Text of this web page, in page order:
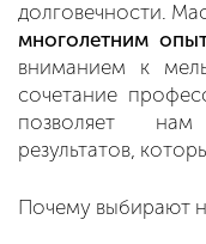
долговечности.
многолетним
вниманием к
сочетание
позволяет нам
результатов,
Почему выбирают